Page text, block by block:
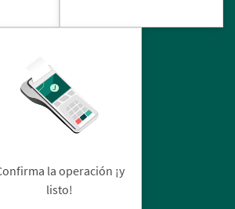
la operación ¡y
listo!